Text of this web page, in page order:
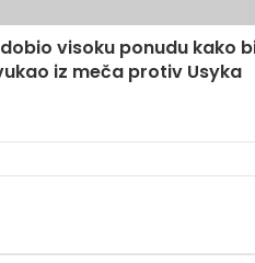
visoku ponudu kako
iz meča protiv Usyka